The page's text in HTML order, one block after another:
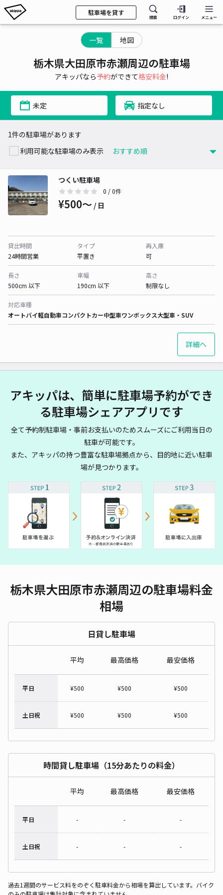
駐車場を貸す
検索 ログイン メニュー
一覧 地図
栃木県大田原市赤瀬周辺の駐車場
アキッパなら予約ができて格安料金!
未定 指定なし
1件の駐車場があります
利用可能な駐車場のみ表示
つくい駐車場
0 / 0件
¥500〜 / 日
貸出時間
24時間営業
タイプ
平置き
再入庫
可
長さ
500cm 以下
車幅
190cm 以下
高さ
制限なし
対応車種
オートバイ軽自動車コンパクトカー中型車ワンボックス大型車・SUV
詳細へ
アキッパは、簡単に駐車場予約ができ
る駐車場シェアアプリです
全て予約制駐車場・事前お支払いのためスムーズにご利用当日の
駐車が可能です。
また、アキッパの持つ豊富な駐車場拠点から、目的地に近い駐車
場が見つかります。
栃木県大田原市赤瀬周辺の駐車場料金
相場
日貸し駐車場
平均 最高価格 最安価格
平日 ¥500 ¥500 ¥500
土日祝 ¥500 ¥500 ¥500
時間貸し駐車場（15分あたりの料金）
平均 最高価格 最安価格
平日 - - -
土日祝 - - -
過去1週間のサービス料をのぞく駐車料金から相場を算出しています。バイク